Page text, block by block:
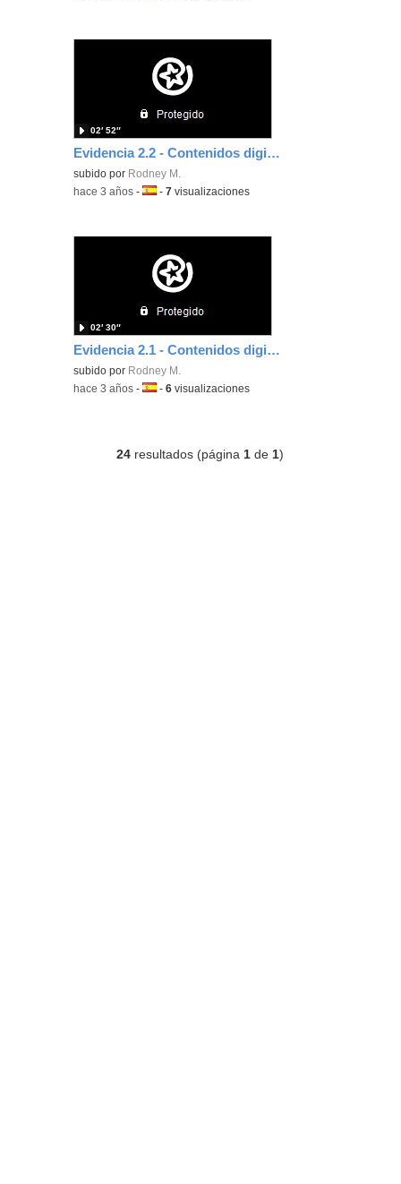
Evidencia 2.2 - Contenidos digitales. Canva Presentación
subido por Rodney M.
02′ 52″
-hace 3 años -Idioma:
-7 visualizaciones
Evidencia 2.1 - Contenidos digitales. Canva Infografía
subido por Rodney M.
02′ 30″
-hace 3 años -Idioma:
-6 visualizaciones
24 resultados (página 1 de 1)